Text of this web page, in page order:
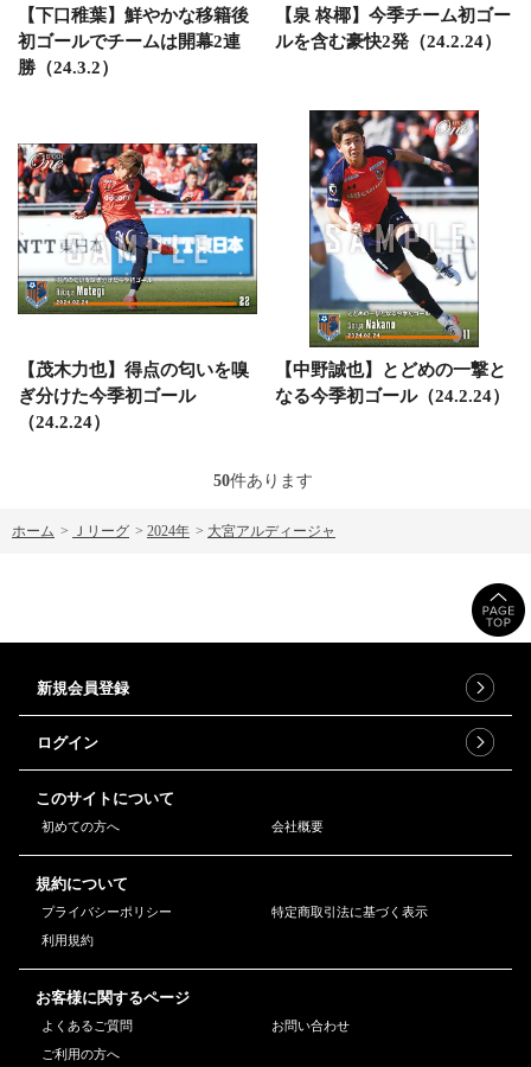
【下口稚葉】鮮やかな移籍後
初ゴールでチームは開幕2連
勝（24.3.2）
【泉 柊椰】今季チーム初ゴー
ルを含む豪快2発（24.2.24）
【茂木力也】得点の匂いを嗅
ぎ分けた今季初ゴール
（24.2.24）
【中野誠也】とどめの一撃と
なる今季初ゴール（24.2.24）
50件あります
ホーム > Ｊリーグ > 2024年 > 大宮アルディージャ
新規会員登録
ログイン
このサイトについて
初めての方へ 会社概要
規約について
プライバシーポリシー
特定商取引法に基づく表示
利用規約
お客様に関するページ
よくあるご質問
お問い合わせ
ご利用の方へ